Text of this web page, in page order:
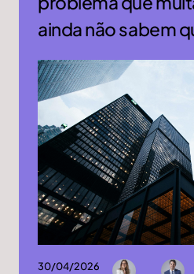
ainda não sabem
30/04/2026